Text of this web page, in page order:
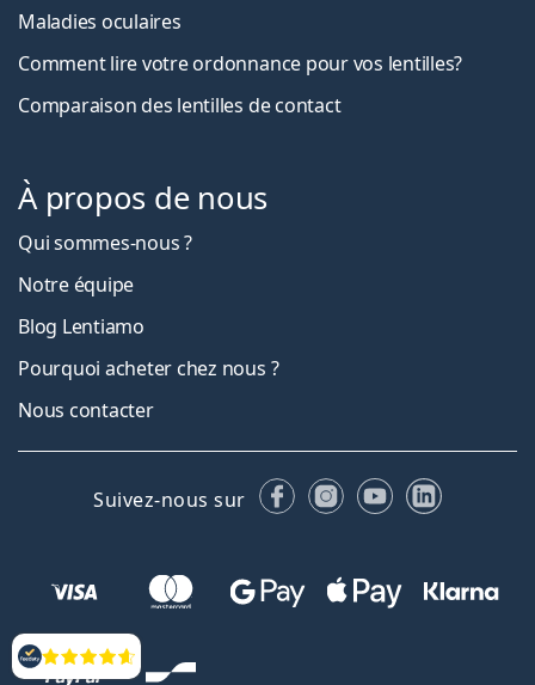
Évaluation
Maladies oculaires
Comment lire votre ordonnance pour vos lentilles?
Comparaison des lentilles de contact
À propos de nous
Qui sommes-nous ?
Notre équipe
Blog Lentiamo
Pourquoi acheter chez nous ?
Nous contacter
Suivez-nous sur FacebookInstagram
YouTubeLinkedIn